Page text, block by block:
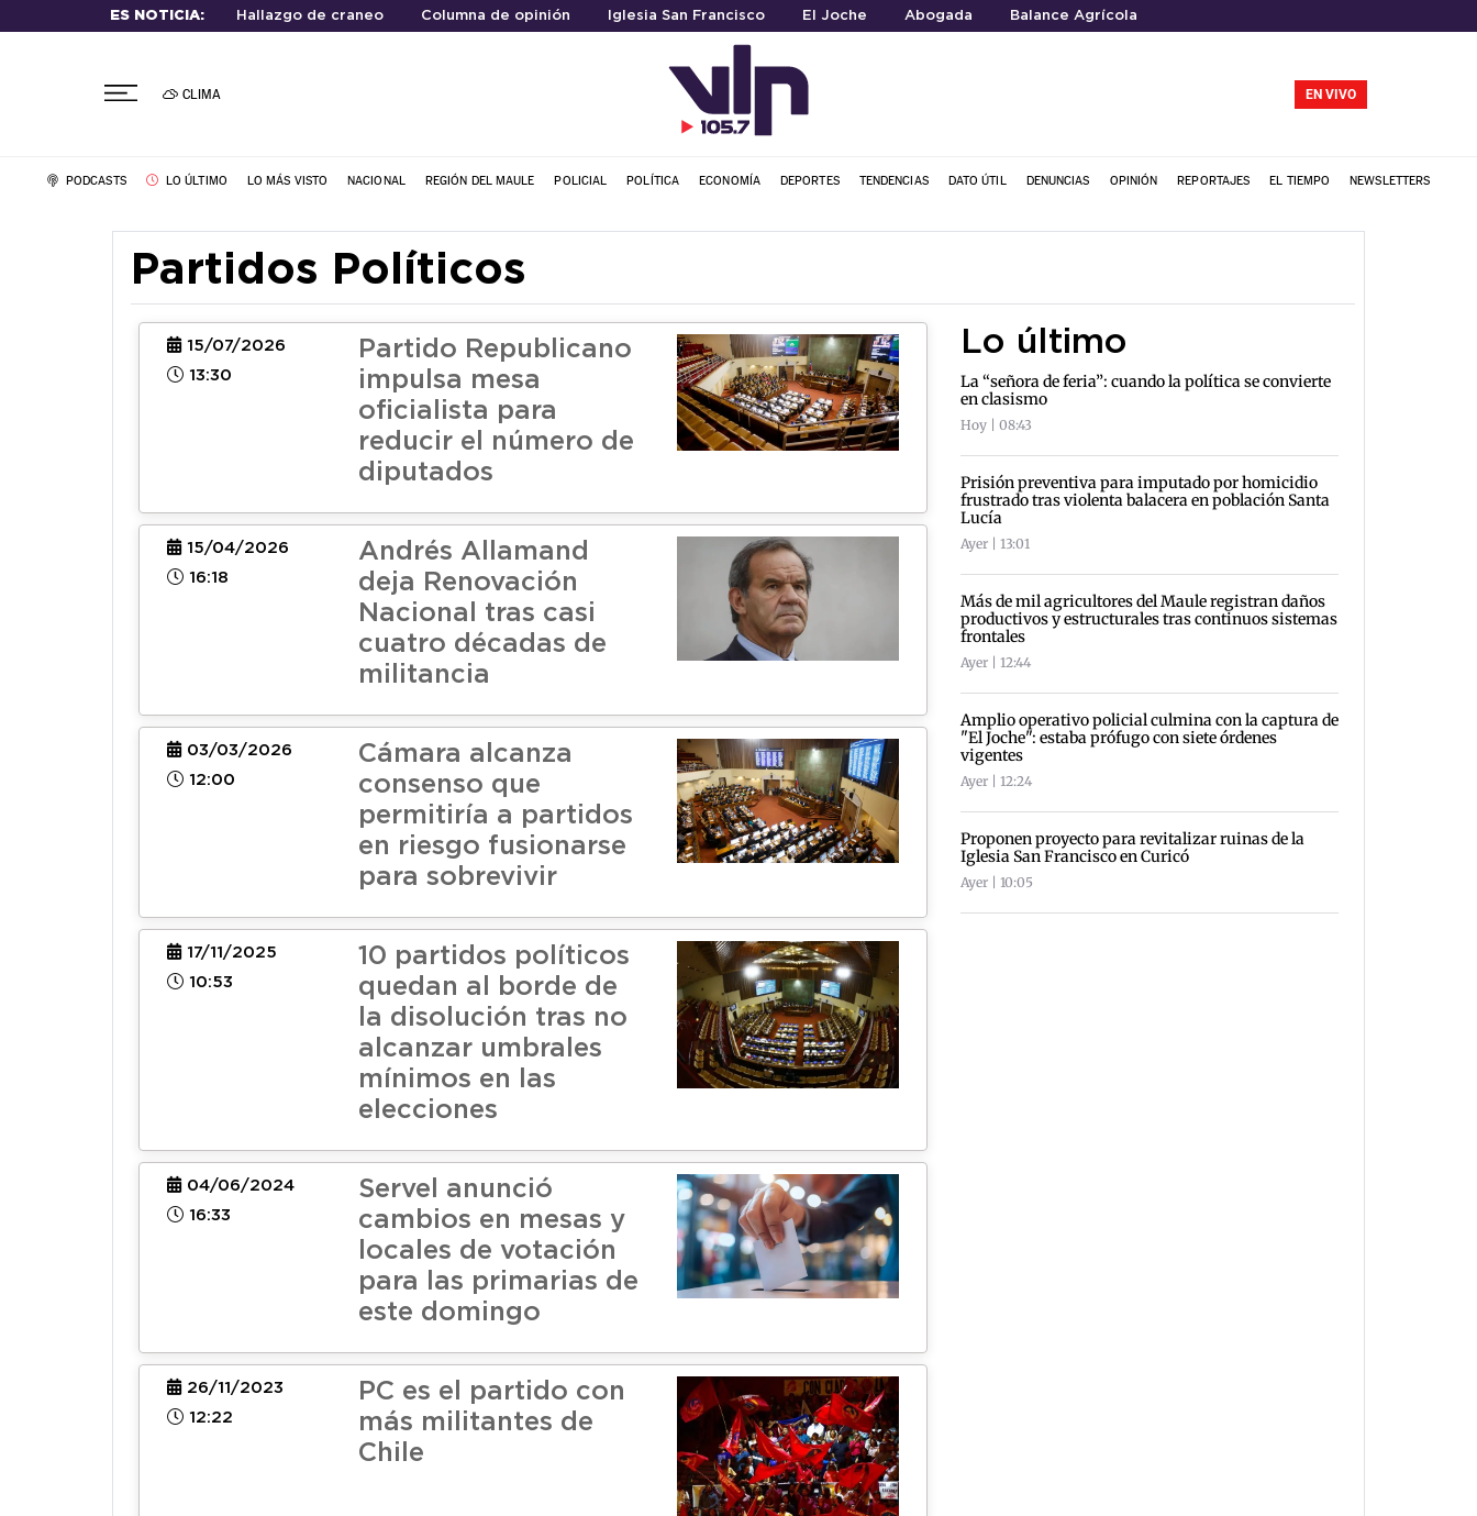
ES NOTICIA: Hallazgo de craneo Columna de opinión Iglesia San Francisco El Joche Abogada Balance Agrícola
CLIMA EN VIVO
PODCASTS LO ÚLTIMO LO MÁS VISTO NACIONAL REGIÓN DEL MAULE POLICIAL POLÍTICA ECONOMÍA DEPORTES TENDENCIAS DATO ÚTIL DENUNCIAS OPINIÓN REPORTAJES EL TIEMPO NEWSLETTERS
Partidos Políticos
15/07/2026
13:30
Partido Republicano
impulsa mesa
oficialista para
reducir el número de
diputados
15/04/2026
16:18
Andrés Allamand
deja Renovación
Nacional tras casi
cuatro décadas de
militancia
03/03/2026
12:00
Cámara alcanza
consenso que
permitiría a partidos
en riesgo fusionarse
para sobrevivir
17/11/2025
10:53
10 partidos políticos
quedan al borde de
la disolución tras no
alcanzar umbrales
mínimos en las
elecciones
04/06/2024
16:33
Servel anunció
cambios en mesas y
locales de votación
para las primarias de
este domingo
26/11/2023
12:22
PC es el partido con
más militantes de
Chile
Lo último
La “señora de feria”: cuando la política se convierte
en clasismo
Hoy | 08:43
Prisión preventiva para imputado por homicidio
frustrado tras violenta balacera en población Santa
Lucía
Ayer | 13:01
Más de mil agricultores del Maule registran daños
productivos y estructurales tras continuos sistemas
frontales
Ayer | 12:44
Amplio operativo policial culmina con la captura de
"El Joche": estaba prófugo con siete órdenes
vigentes
Ayer | 12:24
Proponen proyecto para revitalizar ruinas de la
Iglesia San Francisco en Curicó
Ayer | 10:05